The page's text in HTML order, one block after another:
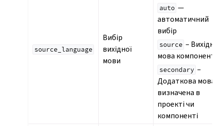
source_language
Вибір
вихідної
мови
auto —
автоматичний
вибір
source –
мова
secondary –
Додаткова мова,
визначена в
проекті чи
компоненті